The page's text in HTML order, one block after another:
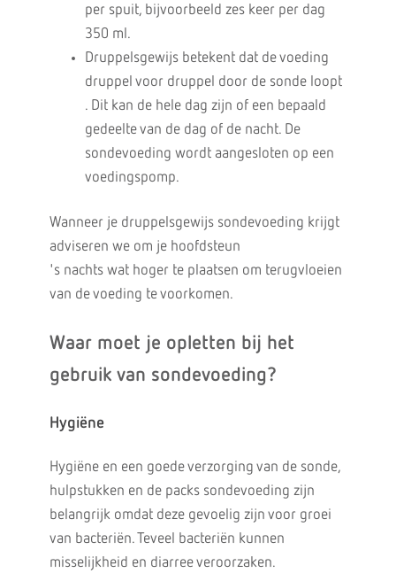
per spuit, bijvoorbeeld zes keer per dag
350 ml.
Druppelsgewijs betekent dat de voeding
druppel voor druppel door de sonde loopt
. Dit kan de hele dag zijn of een bepaald
gedeelte van de dag of de nacht. De
sondevoeding wordt aangesloten op een
voedingspomp.
Wanneer je druppelsgewijs sondevoeding krijgt
adviseren we om je hoofdsteun
's nachts wat hoger te plaatsen om terugvloeien
van de voeding te voorkomen.
Waar moet je opletten bij het
gebruik van sondevoeding?
Hygiëne
Hygiëne en een goede verzorging van de sonde,
hulpstukken en de packs sondevoeding zijn
belangrijk omdat deze gevoelig zijn voor groei
van bacteriën. Teveel bacteriën kunnen
misselijkheid en diarree veroorzaken.